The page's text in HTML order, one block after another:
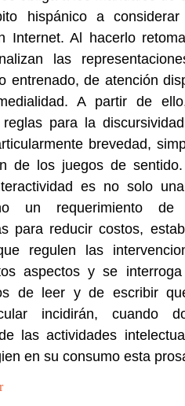
hispánico a
Internet. Al hacerlo
las
entrenado, de atención
A partir de
reglas para la
brevedad,
de los juegos de
es no solo
un requerimiento de
para reducir costos,
regulen las
aspectos y se
de leer y de escribir
incidirán, cuando
las actividades
en su consumo esta